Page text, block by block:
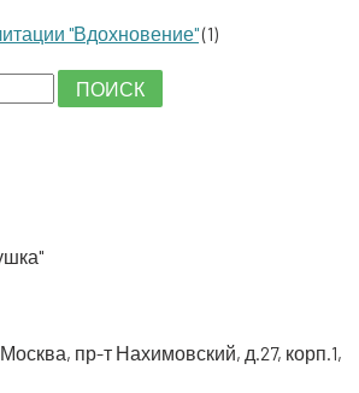
"Вдохновение"(1)
пр-т Нахимовский, д.27, корп.1,